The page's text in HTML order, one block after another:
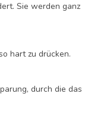
Sie werden ganz
hart zu drücken.
durch die das